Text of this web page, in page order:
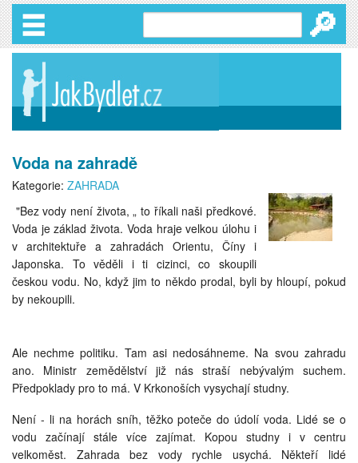
🔎
Voda na zahradě
Kategorie: ZAHRADA
"Bez vody není života, „ to říkali naši předkové.
Voda je základ života. Voda hraje velkou úlohu i
v architektuře a zahradách Orientu, Číny i
Japonska. To věděli i ti cizinci, co skoupili
českou vodu. No, když jim to někdo prodal, byli by hloupí, pokud
by nekoupili.
Ale nechme politiku. Tam asi nedosáhneme. Na svou zahradu
ano. Ministr zemědělství již nás straší nebývalým suchem.
Předpoklady pro to má. V Krkonoších vysychají studny.
Není - li na horách sníh, těžko poteče do údolí voda. Lidé se o
vodu začínají stále více zajímat. Kopou studny i v centru
velkoměst. Zahrada bez vody rychle usychá. Někteří lidé